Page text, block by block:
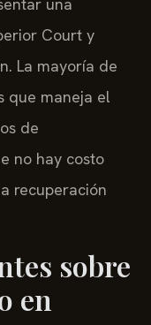
una
Court y
La mayoría de
que maneja el
de
no hay costo
recuperación
sobre
en